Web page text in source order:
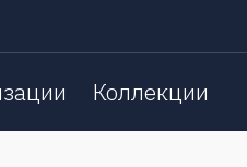
Коллекции